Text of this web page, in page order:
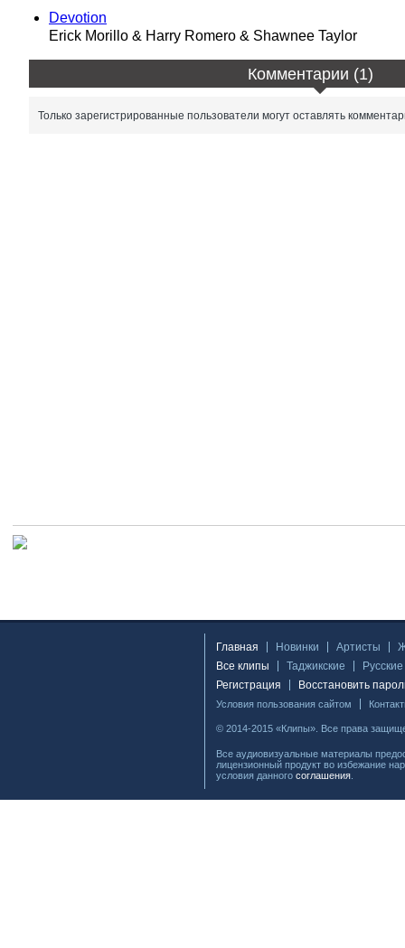
Devotion
Erick Morillo & Harry Romero & Shawnee Taylor
Комментарии (1)
Только зарегистрированные пользователи могут оставлять
Главная Новинки Артисты
Все клипы
Таджикские
Русские
Регистрация
Восстановить
Условия пользования сайтом
© 2014-2015 «Клипы». Все права
Все аудиовизуальные материалы
лицензионный продукт во избежание
условия данного соглашения